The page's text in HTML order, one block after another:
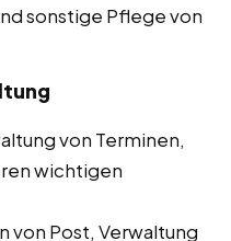
sonstige Pflege von
von Terminen,
wichtigen
von Post, Verwaltung